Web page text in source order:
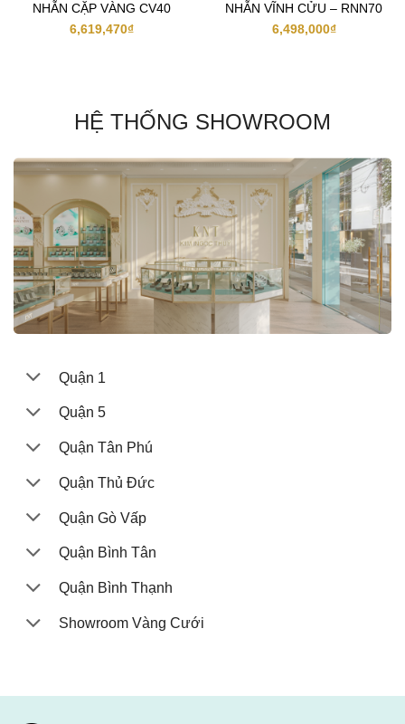
NHẪN CẶP VÀNG CV40
6,619,470₫
NHẪN VĨNH CỬU – RNN70
6,498,000₫
HỆ THỐNG SHOWROOM
Quận 1
Quận 5
Quận Tân Phú
Quận Thủ Đức
Quận Gò Vấp
Quận Bình Tân
Quận Bình Thạnh
Showroom Vàng Cưới